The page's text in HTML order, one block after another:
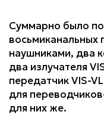
Суммарно было
восьмиканальных
наушниками, два
два излучателя
передатчик VIS-
для
для них же.